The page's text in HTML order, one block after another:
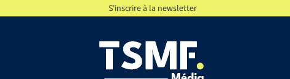
S'inscrire à la newsletter